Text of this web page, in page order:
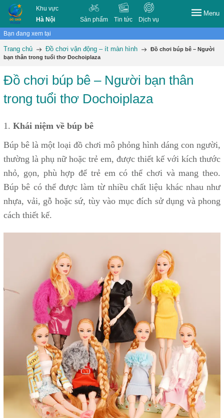
Khu vực
Hà Nội
Sản phẩm Tin tức Dịch vụ
Menu
Bạn đang xem tại
Trang chủ Đồ chơi vận động – ít màn hình
Đồ chơi búp bê – Người
bạn thân trong tuổi thơ Dochoiplaza
Đồ chơi búp bê – Người bạn thân
trong tuổi thơ Dochoiplaza
1. Khái niệm về búp bê
Búp bê là một loại đồ chơi mô phỏng hình dáng con người,
thường là phụ nữ hoặc trẻ em, được thiết kế với kích thước
nhỏ, gọn, phù hợp để trẻ em có thể chơi và mang theo.
Búp bê có thể được làm từ nhiều chất liệu khác nhau như
nhựa, vải, gỗ hoặc sứ, tùy vào mục đích sử dụng và phong
cách thiết kế.